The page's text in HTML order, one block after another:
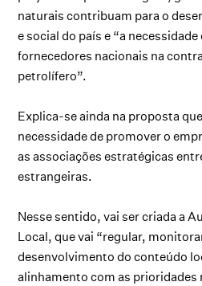
naturais contribuam para o
e social do país e “a
fornecedores nacionais na
petrolífero”.
Explica-se ainda na proposta
necessidade de promover o
as associações estratégicas
estrangeiras.
Nesse sentido, vai ser criada a
Local, que vai “regular,
desenvolvimento do conteúdo
alinhamento com as prioridades